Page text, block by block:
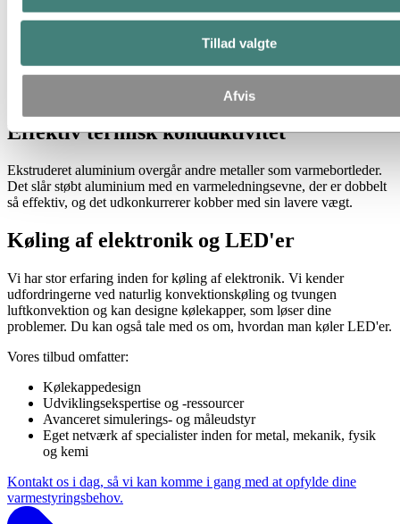
Tillad valgte
Afvis
Effektiv termisk konduktivitet
Ekstruderet aluminium overgår andre metaller som varmebortleder.
Det slår støbt aluminium med en varmeledningsevne, der er dobbelt
så effektiv, og det udkonkurrerer kobber med sin lavere vægt.
Køling af elektronik og LED'er
Vi har stor erfaring inden for køling af elektronik. Vi kender
udfordringerne ved naturlig konvektionskøling og tvungen
luftkonvektion og kan designe kølekapper, som løser dine
problemer. Du kan også tale med os om, hvordan man køler LED'er.
Vores tilbud omfatter:
Kølekappedesign
Udviklingsekspertise og -ressourcer
Avanceret simulerings- og måleudstyr
Eget netværk af specialister inden for metal, mekanik, fysik
og kemi
Kontakt os i dag, så vi kan komme i gang med at opfylde dine
varmestyringsbehov.